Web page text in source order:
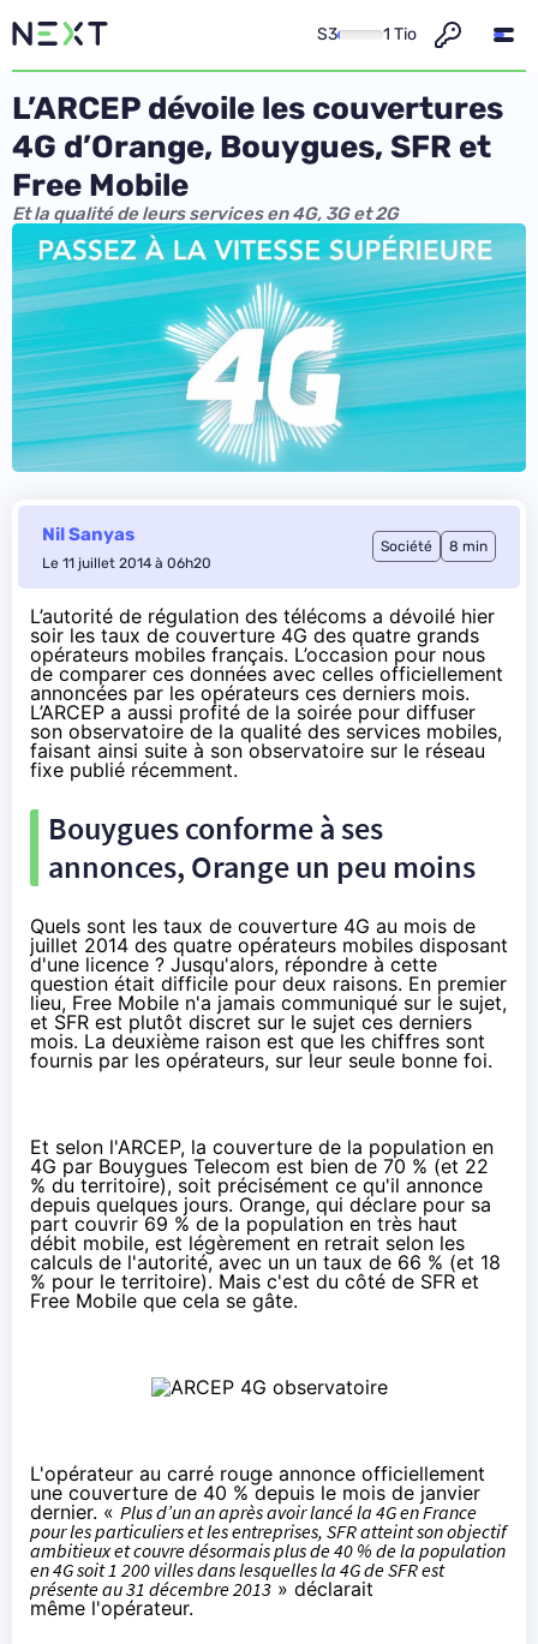
S3 1 Tio
L’ARCEP dévoile les couvertures
4G d’Orange, Bouygues, SFR et
Free Mobile
Et la qualité de leurs services en 4G, 3G et 2G
Nil Sanyas
Le 11 juillet 2014 à 06h20
Société 8 min
L’autorité de régulation des télécoms a dévoilé hier
soir les taux de couverture 4G des quatre grands
opérateurs mobiles français. L’occasion pour nous
de comparer ces données avec celles officiellement
annoncées par les opérateurs ces derniers mois.
L’ARCEP a aussi profité de la soirée pour diffuser
son observatoire de la qualité des services mobiles,
faisant ainsi suite à son observatoire sur le réseau
fixe publié récemment.
Bouygues conforme à ses
annonces, Orangeun peu moins
Quels sont les taux de couverture 4G au mois de
juillet 2014 des quatre opérateurs mobiles disposant
d'une licence ? Jusqu'alors, répondre à cette
question était difficile pour deux raisons. En premier
lieu, Free Mobile n'a jamais communiqué sur le sujet,
et SFR est plutôt discret sur le sujet ces derniers
mois. La deuxième raison est que les chiffres sont
fournis par les opérateurs, sur leur seule bonne foi.
Et selon l'ARCEP, la couverture de la population en
4G par Bouygues Telecom est bien de 70 % (et 22
% du territoire), soit précisément ce qu'il annonce
depuis quelques jours. Orange, qui déclare pour sa
part couvrir 69 % de la population en très haut
débit mobile, est légèrement en retrait selon les
calculs de l'autorité, avec un un taux de 66 % (et 18
% pour le territoire). Mais c'est du côté de SFR et
Free Mobile que cela se gâte.
L'opérateur au carré rouge annonce officiellement
une couverture de 40 % depuis le mois de janvier
dernier. « Plus d’un an après avoir lancé la 4Gen France
pour les particuliers et les entreprises, SFRatteint son objectif
ambitieux et couvre désormais plus de 40 % de la population
en4Gsoit 1 200 villes dans lesquelles la 4GdeSFRest
présente au 31 décembre 2013 » déclarait
même l'opérateur.